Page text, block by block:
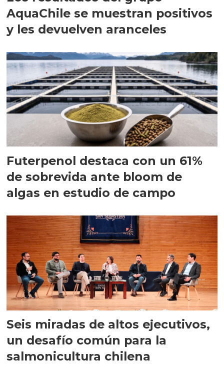
AquaChile se muestran positivos
y les devuelven aranceles
Futerpenol destaca con un 61%
de sobrevida ante bloom de
algas en estudio de campo
Seis miradas de altos ejecutivos,
un desafío común para la
salmonicultura chilena